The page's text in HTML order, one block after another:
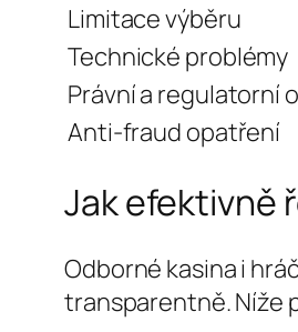
Limitace výběru
Technické problémy
Právní a regulatorní
Anti-fraud opatření
Jak efektivně
Odborné kasina i
transparentně. Níže